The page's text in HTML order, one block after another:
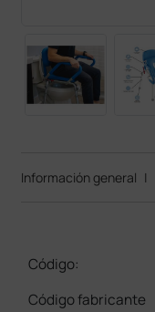
Información general |
Código:
Código fabricante